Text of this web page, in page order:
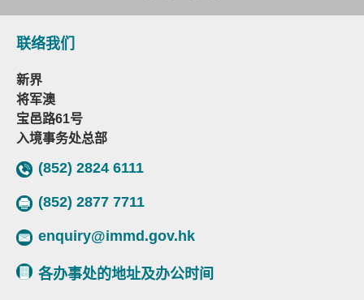
联络我们
新界
将军澳
宝邑路61号
入境事务处总部
(852) 2824 6111
(852) 2877 7711
enquiry@immd.gov.hk
各办事处的地址及办公时间